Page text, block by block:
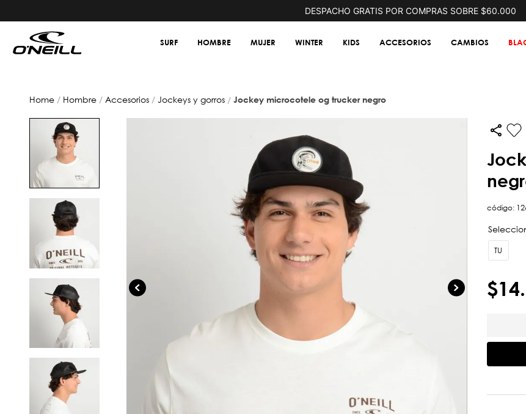
DESPACHO GRATIS POR COMPRAS SOBRE $60.000
SURF HOMBRE MUJER WINTER KIDS ACCESORIOS CAMBIOS
hombre accesorios jockeys y gorros jockey microcotele og trucker negro
jockey microcotele og trucker
código:
TU
$14.